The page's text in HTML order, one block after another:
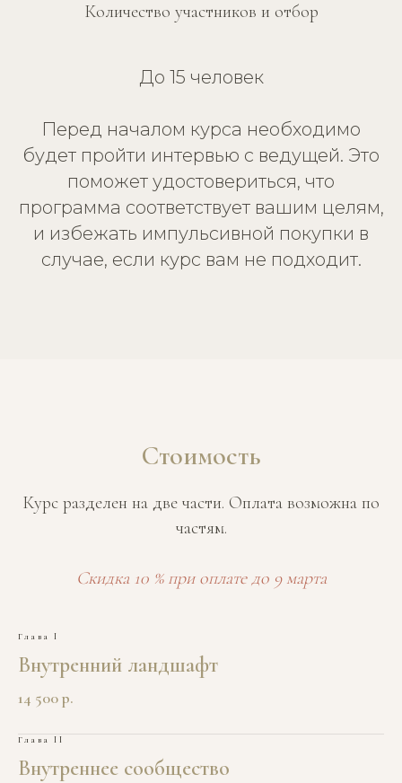
Количество участников и отбор
До 15 человек
Перед началом курса необходимо
будет пройти интервью с ведущей. Это
поможет удостовериться, что
программа соответствует вашим целям,
и избежать импульсивной покупки в
случае, если курс вам не подходит.
Стоимость
Курс разделен на две части. Оплата возможна по
частям.
Скидка 10 % при оплате до 9 марта
Глава I
Внутренний ландшафт
14 500 р.
Глава II
Внутреннее сообщество